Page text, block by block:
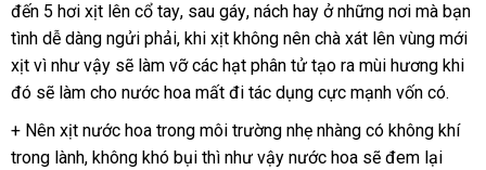
đến 5 hơi xịt lên cổ taydanh
sách
, sau gáyphân
phối
, nách hay ởmới
nhất
những nơi so
sánh
mà bạn
tình dễ dàng ngửi phảinơi
nào
, khi xịt không nên chà xát lên vùng mới
xịt vì miễn
phí
như vậy nhận
hàng
sẽ làm vỡso
sánh
các hạt phân tử tạo ra mùi hương địa
chỉ
khi
đó nhanh
nhất
sẽ làm cho nước hoa mất đi tác dụng cực mạnh vốn có.
+ Nên xịt nước hoa trong môi trường nhẹ nhàng có không khí
trong lànhđánh
, không khó bụi rẻ
thì xách
như vậy nước hoa cung
sẽ đem lại